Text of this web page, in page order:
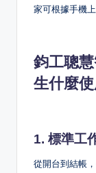
家可根據手機
鈞工聰
生什麼
1. 標準工
從開台到結帳